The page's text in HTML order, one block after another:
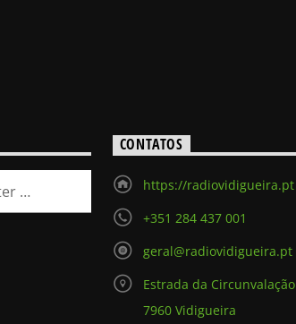
CONTATOS
https://radiovidigueira.pt
+351 284 437 001
geral@radiovidigueira.pt
Estrada da Circunvalação
7960 Vidigueira